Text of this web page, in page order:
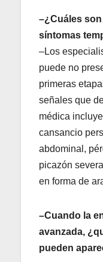
–¿Cuáles
síntomas
–Los
puede no
primeras
señales que
médica
cansancio
abdominal,
picazón
en forma de
–Cuando la
avanzada,
pueden